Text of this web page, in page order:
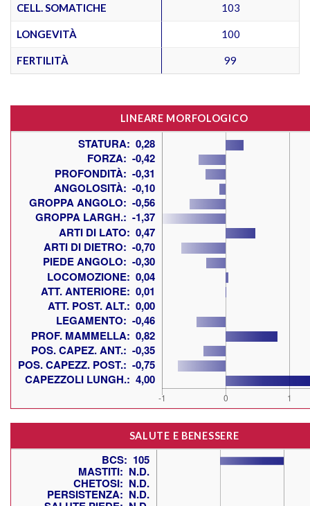
CELL. SOMATICHE 103
LONGEVITÀ 100
FERTILITÀ 99
LINEARE MORFOLOGICO
SALUTE E BENESSERE